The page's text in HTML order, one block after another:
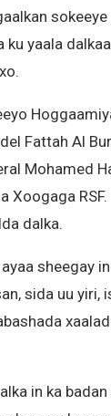
sokeeye
yaala
Fattah Al
Mohamed
Xoogaga
dalka.
sheegay
sida uu yiri,
in ka